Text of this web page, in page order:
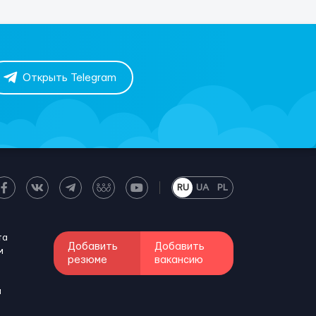
Открыть Telegram
RU UA PL
Добавить
резюме
Добавить
вакансию